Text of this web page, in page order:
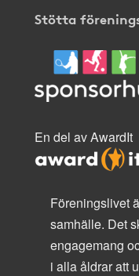
Stötta
En del av AwardIt
Föreningslivet
samhälle. Det
engagemang
i alla åldrar att